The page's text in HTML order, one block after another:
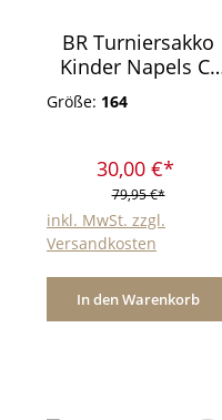
BR Turniersakko
Kinder Napels C-
Wear Blau
Größe: 164
30,00 €*
79,95 €*
inkl. MwSt. zzgl.
Versandkosten
In den Warenkorb